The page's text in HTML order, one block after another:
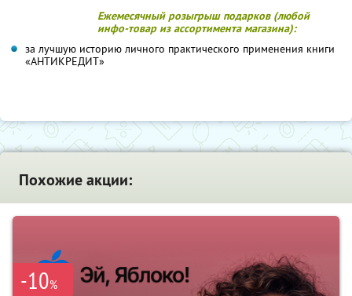
Ежемесячный розыгрыш подарков (любой
инфо-товар из ассортимента магазина):
за лучшую историю личного практического применения книги
«АНТИКРЕДИТ»
Похожие акции:
-10%